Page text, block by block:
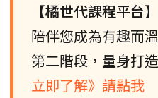
【橘世代課程平台】
陪伴您成為有趣而
第二階段，量身打
立即了解》請點我